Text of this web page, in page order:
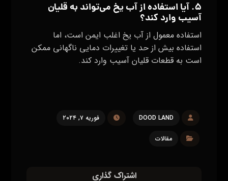
۵. آیا استفاده از آب یخ می‌تواند به قلیان
آسیب وارد کند؟
استفاده معمول از آب یخ اغلب ایمن است، اما
استفاده بیش از حد یا تغییرات دمایی ناگهانی ممکن
است به قطعات قلیان آسیب وارد کند.
DOOD LAND فوریه ۷, ۲۰۲۴
مقالات